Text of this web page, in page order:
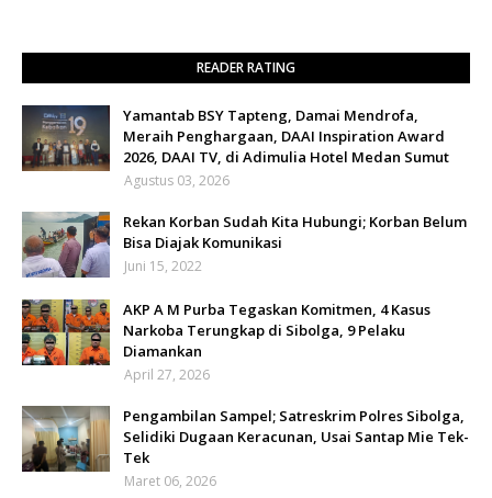
READER RATING
Yamantab BSY Tapteng, Damai Mendrofa,
Meraih Penghargaan, DAAI Inspiration Award
2026, DAAI TV, di Adimulia Hotel Medan Sumut
Agustus 03, 2026
Rekan Korban Sudah Kita Hubungi; Korban Belum
Bisa Diajak Komunikasi
Juni 15, 2022
AKP A M Purba Tegaskan Komitmen, 4 Kasus
Narkoba Terungkap di Sibolga, 9 Pelaku
Diamankan
April 27, 2026
Pengambilan Sampel; Satreskrim Polres Sibolga,
Selidiki Dugaan Keracunan, Usai Santap Mie Tek-
Tek
Maret 06, 2026